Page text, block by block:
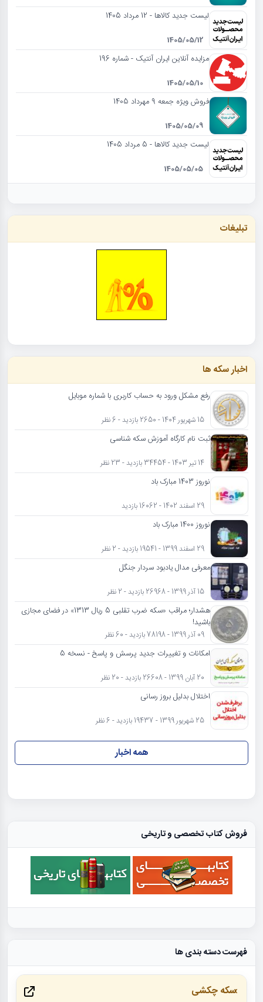
لیست جدید کالاها - 12 مرداد 1405
1405/05/12
مزایده آنلاین ایران آنتیک - شماره 196
1405/05/10
فروش ویژه جمعه 9 مهرداد 1405
1405/05/09
لیست جدید کالاها - 5 مرداد 1405
1405/05/05
تبلیغات
اخبار سکه ها
رفع مشکل ورود به حساب کاربری با شماره موبایل
15 شهریور 1404 - 2650 بازدید - 6 نظر
ثبت نام کارگاه آموزش سکه شناسی
14 تیر 1403 - 34454 بازدید - 23 نظر
نوروز 1403 مبارک باد
29 اسفند 1402 - 16062 بازدید
نوروز 1400 مبارک باد
29 اسفند 1399 - 19541 بازدید - 2 نظر
معرفی مدال یادبود سردار جنگل
15 آذر 1399 - 26968 بازدید - 2 نظر
هشدار؛ مراقب «سکه ضرب تقلبی 5 ریال 1313» در فضای مجازی
باشید!
09 آذر 1399 - 78198 بازدید - 60 نظر
امکانات و تغییرات جدید پرسش و پاسخ - نسخه 5
20 آبان 1399 - 26608 بازدید - 20 نظر
اختلال بدلیل بروز رسانی
25 شهریور 1399 - 19437 بازدید - 6 نظر
همه اخبار
فروش کتاب تخصصی و تاریخی
فهرست دسته بندی ها
سکه چکشی